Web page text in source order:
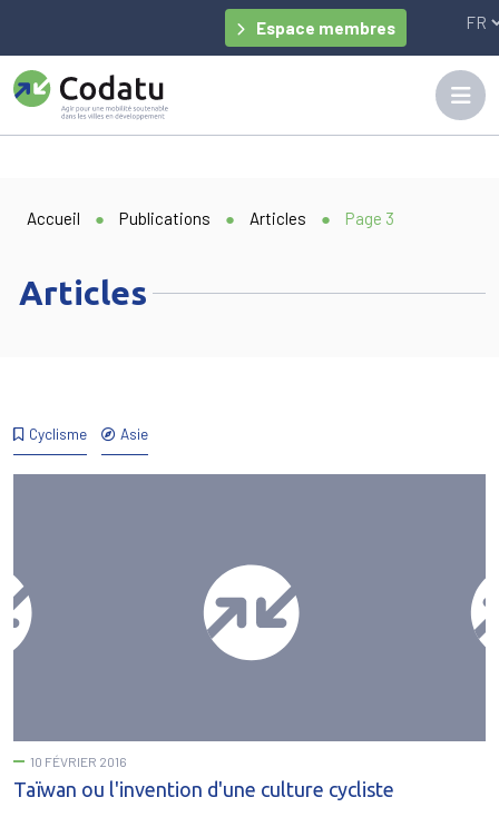
Espace membres
Accueil ● Publications ● Articles ● Page 3
Articles
Cyclisme Asie
10 FÉVRIER 2016
Taïwan ou l'invention d'une culture cycliste
Panneau de gestion des cookies